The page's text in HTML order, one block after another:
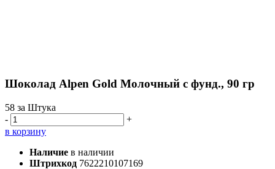
Шоколад Alpen Gold Молочный с фунд., 90 гр
58 за Штука
-
+
в корзину
Наличие в наличии
Штрихкод 7622210107169